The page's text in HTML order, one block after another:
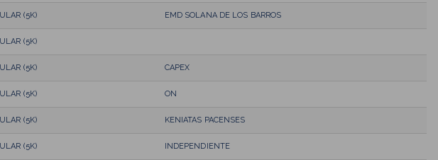
(5K) EMD SOLANA DE LOS BARROS
(5K)
(5K) CAPEX
(5K) ON
(5K) KENIATAS PACENSES
(5K) INDEPENDIENTE